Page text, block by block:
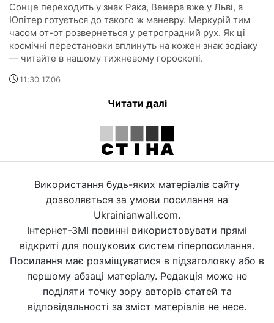
Сонце переходить у знак Рака, Венера вже у Льві, а
Юпітер готується до такого ж маневру. Меркурій тим
часом от-от розвернеться у ретроградний рух. Як ці
космічні перестановки вплинуть на кожен знак зодіаку
— читайте в нашому тижневому гороскопі.
11:30 17.06
Читати далі
Використання будь-яких матеріалів сайту
дозволяється за умови посилання на
Ukrainianwall.com.
Інтернет-ЗМІ повинні використовувати прямі
відкриті для пошукових систем гіперпосилання.
Посилання має розміщуватися в підзаголовку або в
першому абзаці матеріалу. Редакція може не
поділяти точку зору авторів статей та
відповідальності за зміст матеріалів не несе.